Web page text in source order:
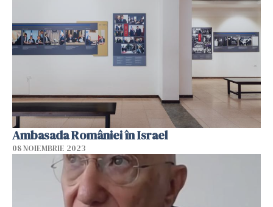
Ambasada României în Israel
08 NOIEMBRIE 2023